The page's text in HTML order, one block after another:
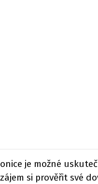
je možné
si prověřit své